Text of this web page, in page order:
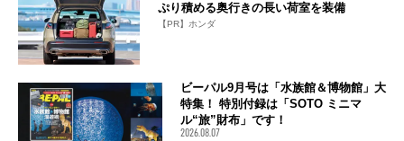
ぷり積める奥行きの長い荷室を装備
【PR】ホンダ
ビーパル9月号は「水族館＆博物館」大
特集！ 特別付録は「SOTO ミニマ
ル“旅”財布」です！
2026.08.07